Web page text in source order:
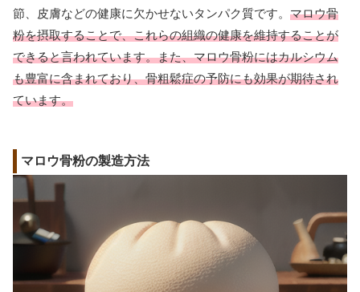
節、皮膚などの健康に欠かせないタンパク質です。 マロウ骨
粉を摂取することで、これらの組織の健康を維持することが
できると言われています。また、マロウ骨粉にはカルシウム
も豊富に含まれており、骨粗鬆症の予防にも効果が期待され
ています。
マロウ骨粉の製造方法